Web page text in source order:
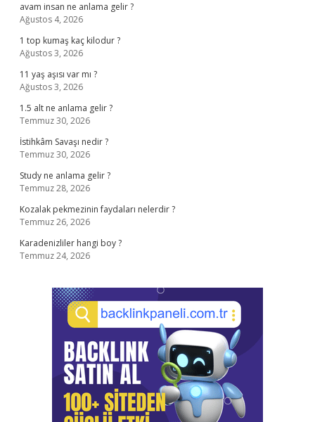
avam insan ne anlama gelir ?
Ağustos 4, 2026
1 top kumaş kaç kilodur ?
Ağustos 3, 2026
11 yaş aşısı var mı ?
Ağustos 3, 2026
1.5 alt ne anlama gelir ?
Temmuz 30, 2026
İstihkâm Savaşı nedir ?
Temmuz 30, 2026
Study ne anlama gelir ?
Temmuz 28, 2026
Kozalak pekmezinin faydaları nelerdir ?
Temmuz 26, 2026
Karadenizliler hangi boy ?
Temmuz 24, 2026